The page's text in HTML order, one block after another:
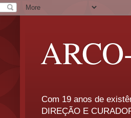
Com 19 anos de
DIREÇÃO E